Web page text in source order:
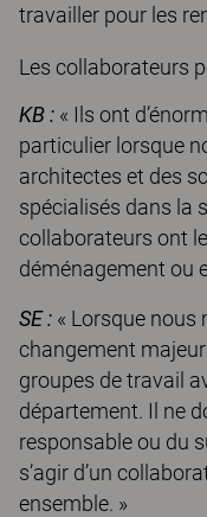
travailler pour les
Les collaborateurs
KB : « Ils ont
particulier lorsque
architectes et des
spécialisés dans la
collaborateurs ont
déménagement ou
SE : « Lorsque
changement
groupes de travail
département. Il ne
responsable ou du
s’agir d’un
ensemble. »